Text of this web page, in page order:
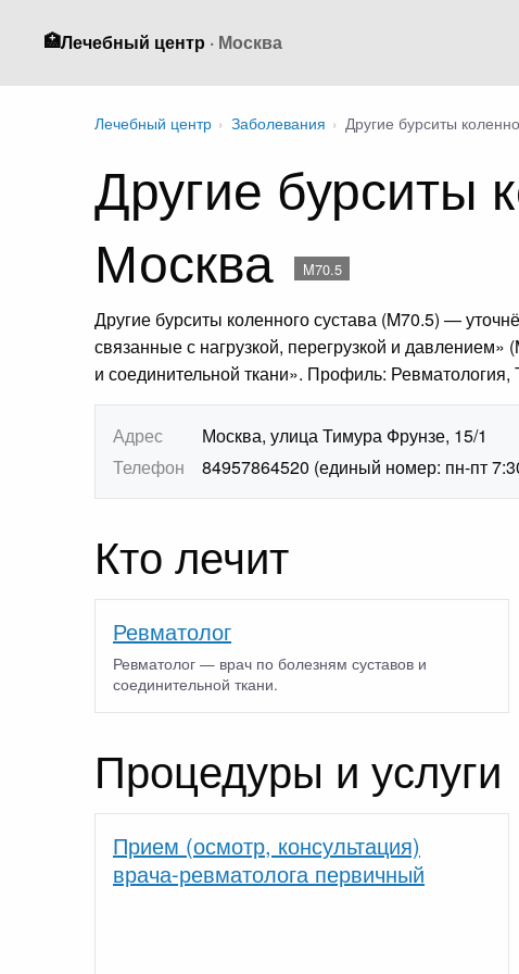
🏥Лечебный центр · Москва
Лечебный центр › Заболевания › Другие бурситы
Другие бурситы
Москва
M70.5
Другие бурситы коленного сустава (M70.5) —
связанные с нагрузкой, перегрузкой и
и соединительной ткани». Профиль: Ревматология,
Адрес
Москва, улица Тимура Фрунзе, 15/1
Телефон
84957864520 (единый номер: пн-пт
Кто лечит
Ревматолог
Ревматолог — врач по болезням суставов и
соединительной ткани.
Процедуры и услуги
Прием (осмотр, консультация)
врача-ревматолога первичный